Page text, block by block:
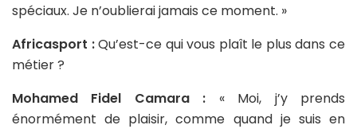
spéciaux. Je n’oublierai jamais ce moment. »
Africasport :Qu’est-ce qui vous plaît le plus dans ce
métier ?
Mohamed Fidel Camara : « Moi, j’y prends
énormément de plaisir, comme quand je suis en